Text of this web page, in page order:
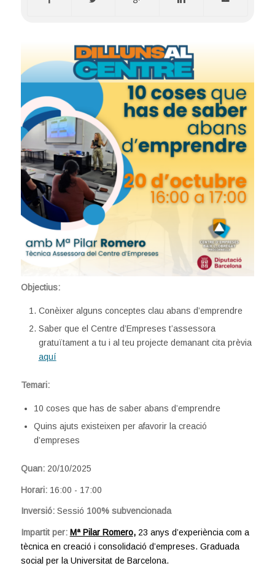
Objectius:
Conèixer alguns conceptes clau abans d’emprendre
Saber que el Centre d’Empreses t’assessora
gratuïtament a tu i al teu projecte demanant cita prèvia
aquí
Temari:
10 coses que has de saber abans d’emprendre
Quins ajuts existeixen per afavorir la creació
d’empreses
Quan: 20/10/2025
Horari:16:00 - 17:00
Inversió: Sessió 100% subvencionada
Impartit per: Mª Pilar Romero, 23 anys d’experiència com a
tècnica en creació i consolidació d’empreses. Graduada
social per la Universitat de Barcelona.